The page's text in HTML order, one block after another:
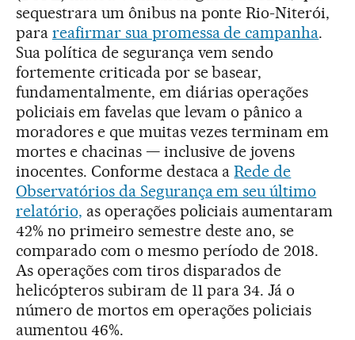
sequestrara um ônibus na ponte Rio-Niterói,
para reafirmar sua promessa de campanha.
Sua política de segurança vem sendo
fortemente criticada por se basear,
fundamentalmente, em diárias operações
policiais em favelas que levam o pânico a
moradores e que muitas vezes terminam em
mortes e chacinas — inclusive de jovens
inocentes. Conforme destaca aRede de
Observatórios da Segurança em seu último
relatório, as operações policiais aumentaram
42% no primeiro semestre deste ano, se
comparado com o mesmo período de 2018.
As operações com tiros disparados de
helicópteros subiram de 11 para 34. Já o
número de mortos em operações policiais
aumentou 46%.